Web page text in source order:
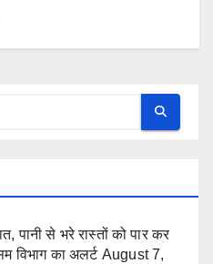
पानी से भरे रास्तों को पार कर
विभाग का अलर्ट August 7,